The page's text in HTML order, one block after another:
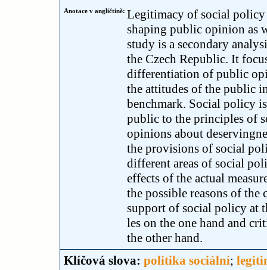
Anotace v angličtině: Legitimacy of social policy
shaping public opinion as
study is a secondary
the Czech Republic. It
differentiation of public
the attitudes of the public
benchmark. Social policy
public to the principles of
opinions about
the provisions of social
different areas of social
effects of the actual
the possible reasons of
support of social policy at
les on the one hand and
the other hand.
Klíčová slova: politika sociální;